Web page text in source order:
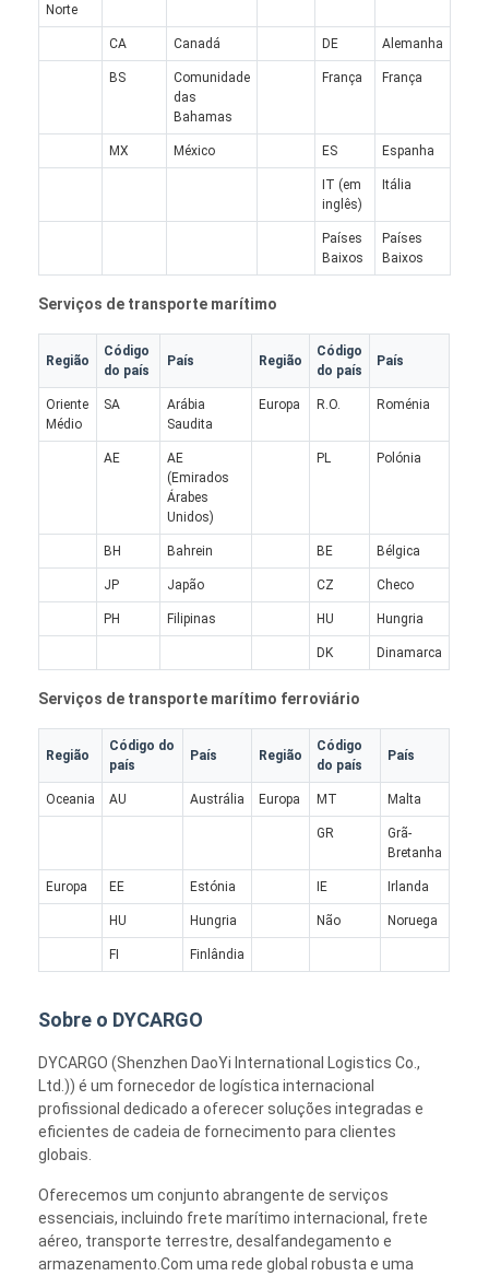
Casa
Produtos
Fábrica
Controle de Qualidade
Fale Conosco
Converse agora
Frete internacional dianteiro
Frete de ar dianteiro
Envio de DDP da China
transporte expresso
FRETE DE TRILHO
Transporte de mercadorias por caminhão
Serviço de armazenagem
Norte
CA Canadá DE Alemanha
BS
Comunidade
das
Bahamas
França França
MX México ES Espanha
IT (em
inglês)
Itália
Países
Baixos
Países
Baixos
Serviços de transporte marítimo
Região
Código
do país
País Região
Código
do país
País
Oriente
Médio
SA
Arábia
Saudita
Europa R.O. Roménia
AE
AE
(Emirados
Árabes
Unidos)
PL Polónia
BH Bahrein BE Bélgica
JP Japão CZ Checo
PH Filipinas HU Hungria
DK Dinamarca
Serviços de transporte marítimo ferroviário
Região
Código do
país
País Região
Código
do país
País
Oceania AU Austrália Europa MT Malta
GR
Grã-
Bretanha
Europa EE Estónia IE Irlanda
HU Hungria Não Noruega
FI Finlândia
Sobre o DYCARGO
DYCARGO (Shenzhen DaoYi International Logistics Co.,
Ltd.)) é um fornecedor de logística internacional
profissional dedicado a oferecer soluções integradas e
eficientes de cadeia de fornecimento para clientes
globais.
Oferecemos um conjunto abrangente de serviços
essenciais, incluindo frete marítimo internacional, frete
aéreo, transporte terrestre, desalfandegamento e
armazenamento.Com uma rede global robusta e uma